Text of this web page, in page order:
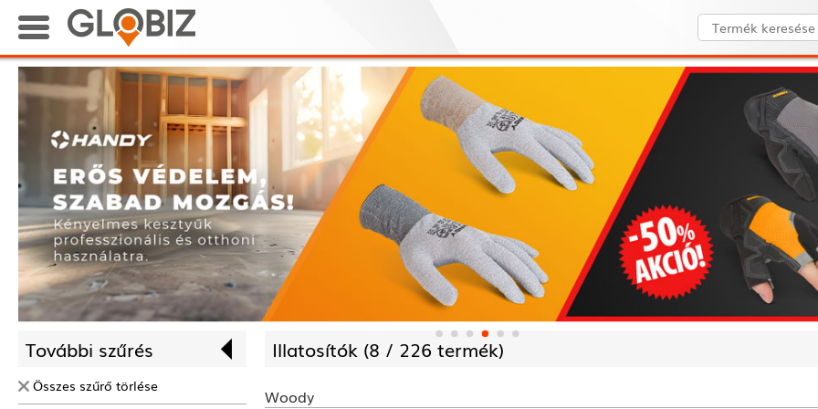
További szűrés
Összes szűrő törlése
Illatosítók (8 / 226 termék)
Woody